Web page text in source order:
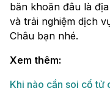
băn khoăn đâu là
và trải nghiệm dịch
Châu bạn nhé.
Xem thêm:
Khi nào cần soi cổ tử